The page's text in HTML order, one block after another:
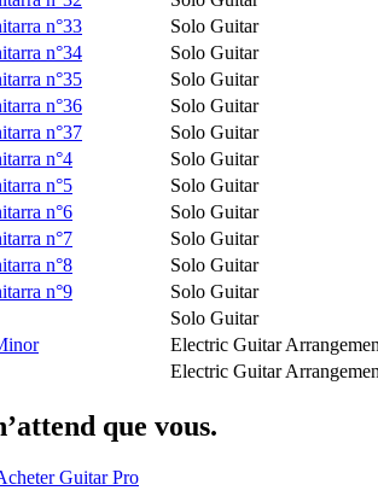
n°33
Solo Guitar
n°34
Solo Guitar
n°35
Solo Guitar
n°36
Solo Guitar
n°37
Solo Guitar
n°4
Solo Guitar
n°5
Solo Guitar
n°6
Solo Guitar
n°7
Solo Guitar
n°8
Solo Guitar
n°9
Solo Guitar
Solo Guitar
Electric Guitar
Electric Guitar
que vous.
Guitar Pro